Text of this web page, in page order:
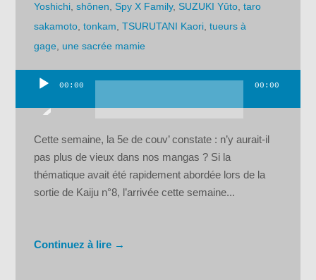
Yoshichi ,shônen ,Spy X Family,SUZUKI Yûto ,taro
sakamoto ,tonkam ,TSURUTANI Kaori ,tueurs à
gage une sacrée mamie
00:00 00:00
Cette semaine, la 5e de couv’ constate : n’y aurait-il
pas plus de vieux dans nos mangas ? Si la
thématique avait été rapidement abordée lors de la
sortie de Kaiju n°8, l’arrivée cette semaine...
Continuez à lire →